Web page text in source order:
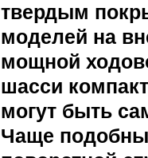
твердым
моделей на
мощной
шасси
могут быть
Чаще